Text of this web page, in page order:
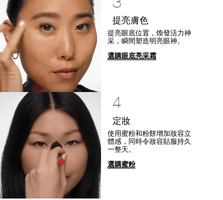
提亮膚色
提亮眼底位置，煥發活力神
采，瞬間塑造明亮眼神。
選購眼底亮采霜
4
定妝
使用蜜粉和粉餅增加妝容立
體感，同時令妝容貼服持久
一整天。
選購蜜粉